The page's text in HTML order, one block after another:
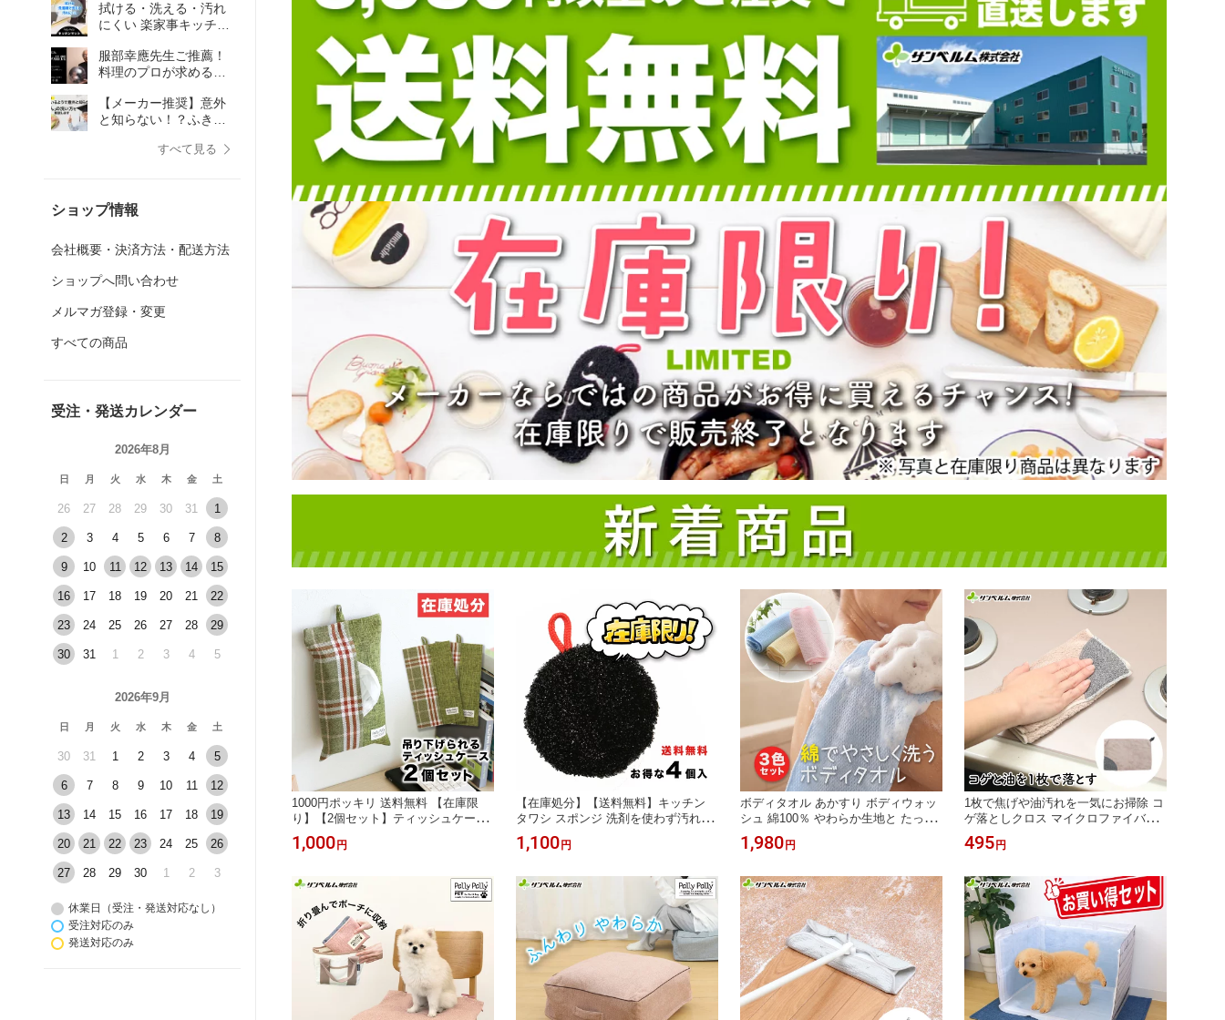
洗い」
拭ける・洗える・汚れ
にくい 楽家事キッチン
インテリアにも♪
服部幸應先生ご推薦！
料理のプロが求めるふ
【メーカー推奨】意外
と知らない！？ふきん
すべて見る
ショップ情報
会社概要・決済方法・配送方法
ショップへ問い合わせ
メルマガ登録・変更
すべての商品
受注・発送カレンダー
2026年8月
日 月 火 水 木 金 土
26 27 28 29 30 31 1
2 3 4 5 6 7 8
9 10 11 12 13 14 15
16 17 18 19 20 21 22
23 24 25 26 27 28 29
30 31 1 2 3 4 5
2026年9月
日 月 火 水 木 金 土
30 31 1 2 3 4 5
6 7 8 9 10 11 12
13 14 15 16 17 18 19
20 21 22 23 24 25 26
27 28 29 30 1 2 3
休業日（受注・発送対応なし）
受注対応のみ
発送対応のみ
1000円ポッキリ 送料無料 【在庫限
り】【2個セット】ティッシュケース
カバー 吊り下げられる 箱あり 箱なし
対応 カバー 壁掛け 吊り下げ 布製 サ
1,000 円
【在庫処分】【送料無料】キッチン
タワシ スポンジ 洗剤を使わず汚れを
落とす！ シンク洗いタワシ4個セット
（旧品）
1,100 円
ボディタオル あかすり ボディウォッ
シュ 綿100％ やわらか生地と たっぷ
り泡で洗う 通販で20年売っているロ
ングセラー 綿泡立ちボディタオル 3
1,980 円
1枚で焦げや油汚れを一気にお掃除 コ
ゲ落としクロス マイクロファイバー
クロス 時短＆便利アイテム 油・コゲ
するるんクロス サンベルム（SANBE
495 円